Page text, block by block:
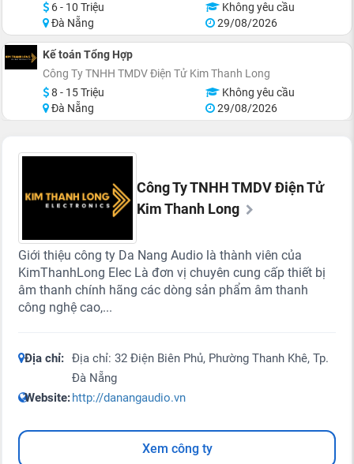
6 - 10 Triệu
Không yêu cầu
Đà Nẵng
29/08/2026
Kế toán Tổng Hợp
Công Ty TNHH TMDV Điện Tử Kim Thanh Long
8 - 15 Triệu
Không yêu cầu
Đà Nẵng
29/08/2026
Công Ty TNHH TMDV Điện Tử
Kim Thanh Long
Giới thiệu công ty Da Nang Audio là thành viên của
KimThanhLong Elec Là đơn vị chuyên cung cấp thiết bị
âm thanh chính hãng các dòng sản phẩm âm thanh
công nghệ cao,...
Địa chỉ: Địa chỉ: 32 Điện Biên Phủ, Phường Thanh Khê, Tp.
Đà Nẵng
Website:http://danangaudio.vn
Xem công ty